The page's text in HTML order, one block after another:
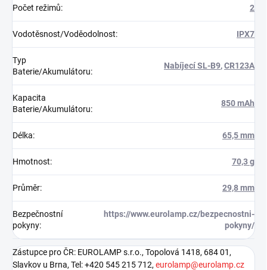
Počet režimů: 2
Vodotěsnost/Voděodolnost: IPX7
Typ
Baterie/Akumulátoru:
Nabíjecí SL-B9,CR123A
Kapacita
Baterie/Akumulátoru:
850 mAh
Délka: 65,5 mm
Hmotnost: 70,3 g
Průměr: 29,8 mm
Bezpečnostní
pokyny:
https://www.eurolamp.cz/bezpecnostni-
pokyny/
Zástupce pro ČR: EUROLAMP s.r.o., Topolová 1418, 684 01,
Slavkov u Brna, Tel: +420 545 215 712, eurolamp@eurolamp.cz